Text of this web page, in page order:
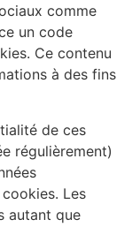
comme
un code
Ce contenu
à des fins
de ces
régulièrement)
Les
autant que